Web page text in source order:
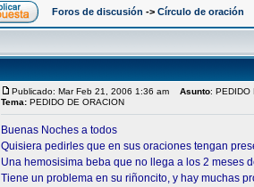
Foros de discusión -> Círculo de oración
Publicado: Mar Feb 21, 2006 1:36 am Asunto: PEDIDO
Tema: PEDIDO DE ORACION
Buenas Noches a todos
Quisiera pedirles que en sus oraciones tengan
Una hemosisima beba que no llega a los 2 meses
Tiene un problema en su riñoncito, y hay muchas